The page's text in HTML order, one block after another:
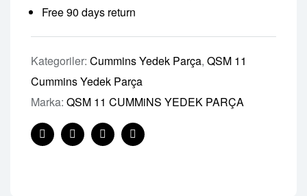
Free 90 days return
Kategoriler: Cummins Yedek Parça, QSM 11
Cummins Yedek Parça
Marka: QSM 11 CUMMiNS YEDEK PARÇA
FacebookTwitterLinkedinPinterest